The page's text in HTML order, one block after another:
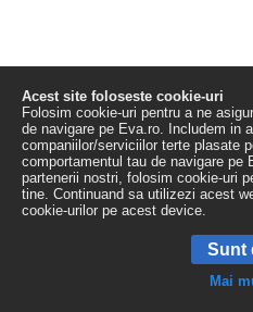
Acest site foloseste cookie-uri
Folosim cookie-uri pentru a ne
de navigare pe Eva.ro. Includem in
companiilor/serviciilor terte plasate
comportamentul tau de navigare pe
partenerii nostri, folosim cookie-uri
tine. Continuand sa utilizezi acest
cookie-urilor pe acest device.
Sunt
Mai